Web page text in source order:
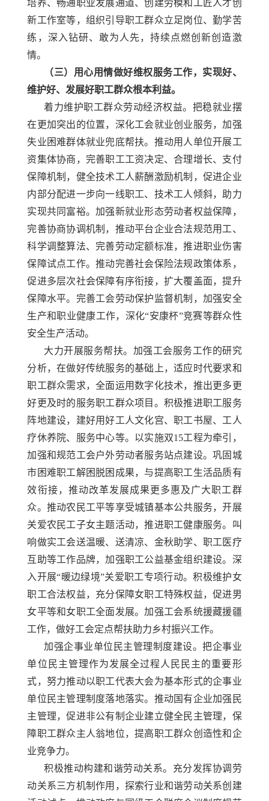
培养、畅通职业发展通道、创建劳模和工匠人才创
新工作室等，组织引导职工群众立足岗位、勤学苦
练，深入钻研、敢为人先，持续点燃创新创造激
情。
（三）用心用情做好维权服务工作，实现好、
维护好、发展好职工群众根本利益。
着力维护职工群众劳动经济权益。把稳就业摆
在更加突出的位置，深化工会就业创业服务，加强
失业困难群体就业兜底帮扶。推动用人单位开展工
资集体协商，完善职工工资决定、合理增长、支付
保障机制，健全技术工人薪酬激励机制，促进企业
内部分配进一步向一线职工、技术工人倾斜，助力
实现共同富裕。加强新就业形态劳动者权益保障，
完善协商协调机制，推动平台企业合法规范用工、
科学调整算法、完善劳动定额标准，推进职业伤害
保障试点工作。推动完善社会保险法规政策体系，
促进多层次社会保障有序衔接，扩大覆盖面，提升
保障水平。完善工会劳动保护监督机制，加强安全
生产和职业健康工作，深化“安康杯”竞赛等群众性
安全生产活动。
大力开展服务帮扶。加强工会服务工作的研究
分析，在做好传统服务的基础上，适应时代要求和
职工群众需求，全面运用数字化技术，推出更多更
好更及时的服务职工群众项目。积极推进职工服务
阵地建设，建好用好工人文化宫、职工书屋、工人
疗休养院、服务中心等。以实施双15工程为牵引，
加强和规范工会户外劳动者服务站点建设。巩固城
市困难职工解困脱困成果，与提高职工生活品质有
效衔接，推动改革发展成果更多惠及广大职工群
众。推动农民工平等享受城镇基本公共服务，开展
关爱农民工子女主题活动，推进职工健康服务。叫
响做实工会送温暖、送清凉、金秋助学、职工医疗
互助等工作品牌，加强职工公益基金组织建设。深
入开展“暖边绿境”关爱职工专项行动。积极维护女
职工合法权益，充分保障女职工特殊权益，促进男
女平等和女职工全面发展。加强工会系统援藏援疆
工作，做好工会定点帮扶助力乡村振兴工作。
加强企事业单位民主管理制度建设。把企事业
单位民主管理作为发展全过程人民民主的重要形
式，努力推动以职工代表大会为基本形式的企事业
单位民主管理制度落地落实。推动国有企业加强民
主管理，促进非公有制企业建立健全民主管理，保
障职工群众主人翁地位，提高职工群众创造性和企
业竞争力。
积极推动构建和谐劳动关系。充分发挥协调劳
动关系三方机制作用，探索行业和谐劳动关系创建